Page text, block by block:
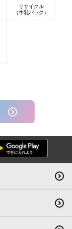
リサイクル
（牛乳パック）